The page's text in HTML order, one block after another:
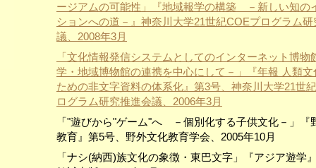
ージアムの可能性」『地域報学の構築 －新しい知の
ションへの道－』神奈川大学21世紀COEプログラム
議、2008年3月
「文化情報発信システムとしてのインターネット博
学・地域博物館の連携を中心にして－」『年報 人類文
ための非文字資料の体系化』第3号、神奈川大学21世
ログラム研究推進会議、2006年3月
「"遊びから"ゲーム"へ －個別化する子供文化－」『
教育』第5号、野外文化教育学会、2005年10月
「ナシ(納西)族文化の象徴・東巴文字」『アジア遊学